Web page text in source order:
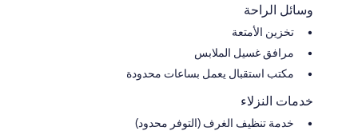
وسائل الراحة
تخزين الأمتعة
مرافق غسيل الملابس
مكتب استقبال يعمل بساعات محدودة
خدمات النزلاء
خدمة تنظيف الغرف (التوفر محدود)